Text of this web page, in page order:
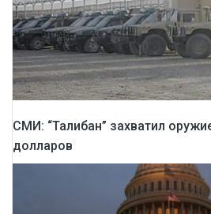
СМИ: “Талибан” захватил
долларов